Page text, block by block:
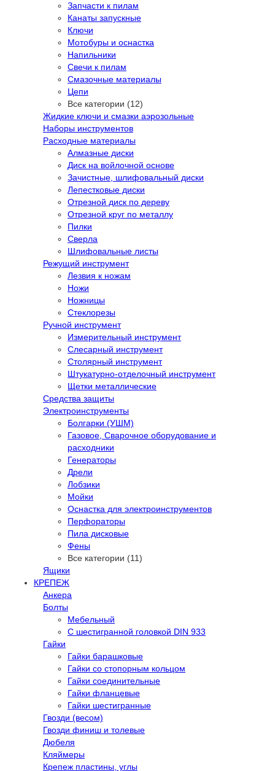
Запчасти к пилам
Канаты запускные
Ключи
Мотобуры и оснастка
Напильники
Свечи к пилам
Смазочные материалы
Цепи
Все категории (12)
Жидкие ключи и смазки аэрозольные
Наборы инструментов
Расходные материалы
Алмазные диски
Диск на войлочной основе
Зачистные, шлифовальный диски
Лепестковые диски
Отрезной диск по дереву
Отрезной круг по металлу
Пилки
Сверла
Шлифовальные листы
Режущий инструмент
Лезвия к ножам
Ножи
Ножницы
Стеклорезы
Ручной инструмент
Измерительный инструмент
Слесарный инструмент
Столярный инструмент
Штукатурно-отделочный инструмент
Щетки металлические
Средства защиты
Электроинструменты
Болгарки (УШМ)
Газовое, Сварочное оборудование и
расходники
Генераторы
Дрели
Лобзики
Мойки
Оснастка для электроинструментов
Перфораторы
Пила дисковые
Фены
Все категории (11)
Ящики
КРЕПЕЖ
Анкера
Болты
Мебельный
С шестигранной головкой DIN 933
Гайки
Гайки барашковые
Гайки со стопорным кольцом
Гайки соединительные
Гайки фланцевые
Гайки шестигранные
Гвозди (весом)
Гвозди финиш и толевые
Дюбеля
Кляймеры
Крепеж пластины, углы